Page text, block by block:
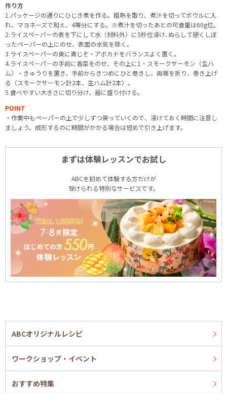
作り方
1.パッケージの通りにひじき煮を作る。粗熱を取り、煮汁を切ってボウルに入
れ、マヨネーズで和え、4等分にする。※煮汁を切ったあとの可食量は60g位。
2.ライスペーパーの表を下にして水（材料外）に5秒位浸け､ぬらして硬くしぼ
ったペーパーの上にのせ、表面の水気を除く。
3.ライスペーパーの奥に青じそ・アボカドをバランスよく置く。
4.ライスペ－パ－の手前に香菜をのせ、その上に1・スモークサーモン（生ハ
ム）・きゅうりを置き、手前からきつめにひと巻きし、両端を折り、巻き上げ
る（スモークサーモン計2本、生ハム計2本）。
5.食べやすい大きさに切り分け、器に盛り付ける。
POINT
・作業中もペーパーの上で少しずつ戻っていくので、浸けておく時間に注意し
ましょう。成形するのに時間がかかる場合は短めで引き上げます。
まずは体験レッスンでお試し
ABCを初めて体験する方だけが
受けられる特別なサービスです。
ABCオリジナルレシピ
ワークショップ・イベント
おすすめ特集